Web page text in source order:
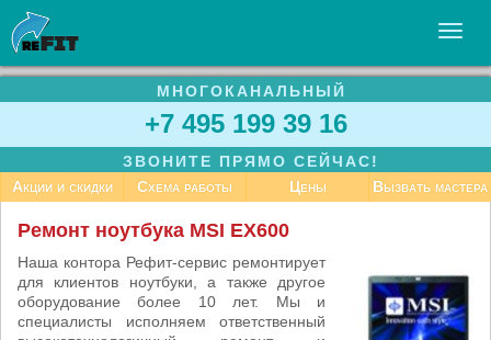
УСЛУГИ
БИЗНЕСУ
СТАТЬИ
МНОГОКАНАЛЬНЫЙ
+7 495 199 39 16
ЗВОНИТЕ ПРЯМО СЕЙЧАС!
Акции и скидки
Схема работы Цены Вызвать мастера
Ремонт ноутбука MSI EX600
Наша контора Рефит-сервис ремонтирует
для клиентов ноутбуки, а также другое
оборудование более 10 лет. Мы и
специалисты исполняем ответственный